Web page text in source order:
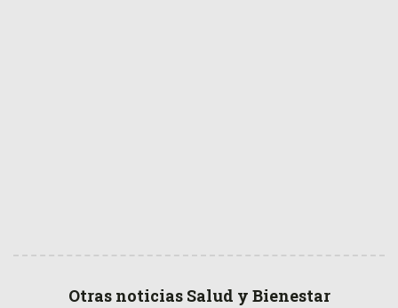
Otras noticias Salud y Bienestar